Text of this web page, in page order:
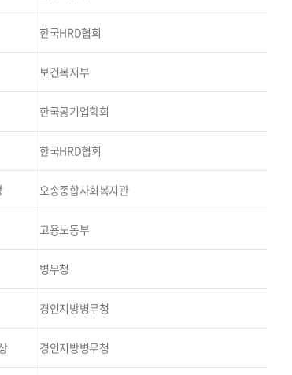
한국HRD협회
보건복지부
한국공기업학회
한국HRD협회
오송종합사회복지관
고용노동부
병무청
경인지방병무청
경인지방병무청